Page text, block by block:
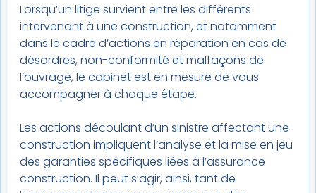
Lorsqu’un litige survient entre les différents
intervenant à une construction, et notamment
dans le cadre d’actions en réparation en cas de
désordres, non-conformité et malfaçons de
l’ouvrage, le cabinet est en mesure de vous
accompagner à chaque étape.
Les actions découlant d’un sinistre affectant une
construction impliquent l’analyse et la mise en jeu
des garanties spécifiques liées à l’assurance
construction. Il peut s’agir, ainsi, tant de